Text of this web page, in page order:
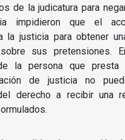
de la judicatura para
impidieron que el
la justicia para obtener
sus pretensiones.
la persona que
de justicia no
derecho a recibir una